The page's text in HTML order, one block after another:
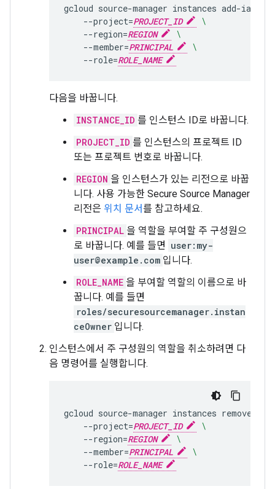
gcloud source-manager instances add-iam-
--project=PROJECT_ID
\
--region=REGION
\
--member=PRINCIPAL
\
--role=ROLE_NAME
다음을 바꿉니다.
INSTANCE_ID 를 인스턴스 ID로 바꿉니다.
PROJECT_ID 를 인스턴스의 프로젝트 ID
또는 프로젝트 번호로 바꿉니다.
REGION 을 인스턴스가 있는 리전으로 바꿉
니다. 사용 가능한 Secure Source Manager
리전은 위치 문서를 참고하세요.
PRINCIPAL 을 역할을 부여할 주 구성원으
로 바꿉니다. 예를 들면 user:my-
user@example.com 입니다.
ROLE_NAME 을 부여할 역할의 이름으로 바
꿉니다. 예를 들면
roles/securesourcemanager.instan
ceOwner 입니다.
인스턴스에서 주 구성원의 역할을 취소하려면 다
음 명령어를 실행합니다.
gcloud source-manager instances remove-
--project=PROJECT_ID
\
--region=REGION
\
--member=PRINCIPAL
\
--role=ROLE_NAME